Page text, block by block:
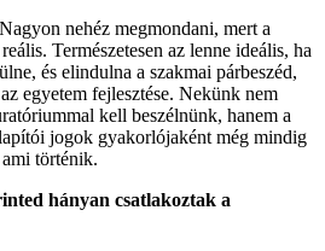
nehéz megmondani, mert a
Természetesen az lenne ideális, ha
és elindulna a szakmai párbeszéd,
egyetem fejlesztése. Nekünk nem
kell beszélnünk, hanem a
jogok gyakorlójaként még mindig
történik.
hányan csatlakoztak a